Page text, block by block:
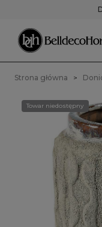
Strona główna
Towar niedostępny